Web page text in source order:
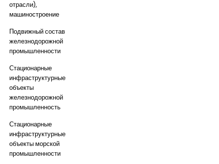
отрасли),
машиностроение
Подвижный состав
железнодорожной
промышленности
Стационарные
инфраструктурные
объекты
железнодорожной
промышленность
Стационарные
инфраструктурные
объекты морской
промышленности